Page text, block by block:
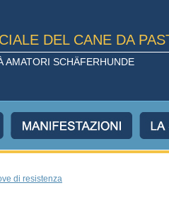
DEL CANE DA
AMATORI SCHÄFERHUNDE
di resistenza